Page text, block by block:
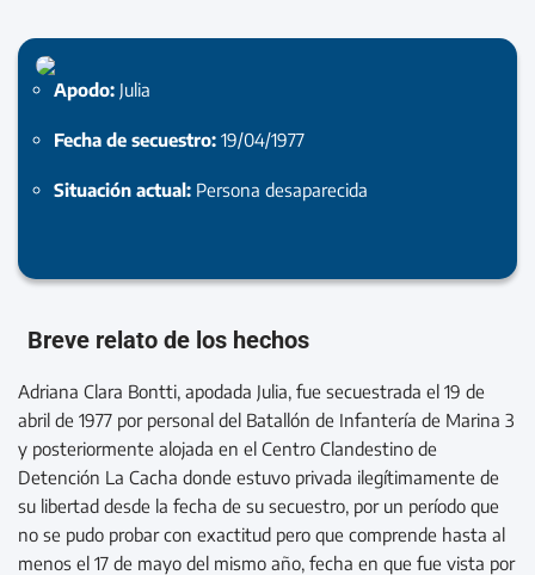
Apodo: Julia
Fecha de secuestro: 19/04/1977
Situación actual: Persona desaparecida
Breve relato de los hechos
Adriana Clara Bontti, apodada Julia, fue secuestrada el 19 de
abril de 1977 por personal del Batallón de Infantería de Marina 3
y posteriormente alojada en el Centro Clandestino de
Detención La Cacha donde estuvo privada ilegítimamente de
su libertad desde la fecha de su secuestro, por un período que
no se pudo probar con exactitud pero que comprende hasta al
menos el 17 de mayo del mismo año, fecha en que fue vista por